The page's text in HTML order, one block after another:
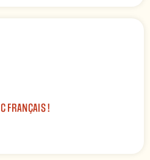
FRANÇAIS !